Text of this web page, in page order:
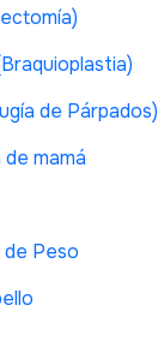
de Párpados)
mamá
de Peso